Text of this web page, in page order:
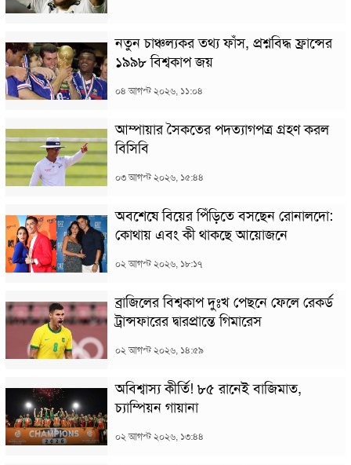
নতুন চাঞ্চল্যকর তথ্য ফাঁস, প্রশ্নবিদ্ধ ফ্রান্সের
১৯৯৮ বিশ্বকাপ জয়
০৪ আগস্ট ২০২৬, ১১:০৪
আম্পায়ার সৈকতের পদত্যাগপত্র গ্রহণ করল
বিসিবি
০৩ আগস্ট ২০২৬, ১৫:৪৪
অবশেষে বিয়ের পিঁড়িতে বসছেন রোনালদো:
কোথায় এবং কী থাকছে আয়োজনে
০২ আগস্ট ২০২৬, ১৮:১৭
ব্রাজিলের বিশ্বকাপ দুঃখ পেছনে ফেলে রেকর্ড
ট্রান্সফারের দ্বারপ্রান্তে গিমারেস
০২ আগস্ট ২০২৬, ১৪:৫৯
অবিশ্বাস্য কীর্তি! ৮৫ রানেই বাজিমাত,
চ্যাম্পিয়ন গায়ানা
০২ আগস্ট ২০২৬, ১৩:৪৪